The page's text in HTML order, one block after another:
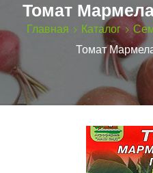
Томат
Главная Каталог
Томат